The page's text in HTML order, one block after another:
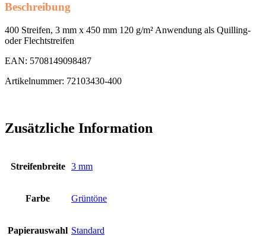
Beschreibung
400 Streifen, 3 mm x 450 mm 120 g/m² Anwendung als Quilling-
oder Flechtstreifen
EAN: 5708149098487
Artikelnummer: 72103430-400
Zusätzliche Information
Streifenbreite 3 mm
Farbe Grüntöne
Papierauswahl Standard